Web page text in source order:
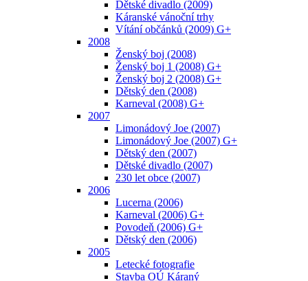
Dětské divadlo (2009)
Káranské vánoční trhy
Vítání občánků (2009) G+
2008
Ženský boj (2008)
Ženský boj 1 (2008) G+
Ženský boj 2 (2008) G+
Dětský den (2008)
Karneval (2008) G+
2007
Limonádový Joe (2007)
Limonádový Joe (2007) G+
Dětský den (2007)
Dětské divadlo (2007)
230 let obce (2007)
2006
Lucerna (2006)
Karneval (2006) G+
Povodeň (2006) G+
Dětský den (2006)
2005
Letecké fotografie
Stavba OÚ Káraný